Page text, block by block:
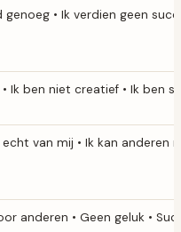
• Ik verdien geen
Ik ben niet creatief • Ik ben
van mij • Ik kan anderen
anderen • Geen geluk •